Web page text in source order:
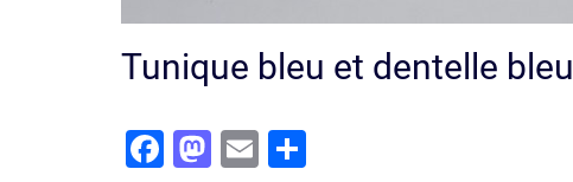
Tunique bleu et dentelle bleu
Facebook
Mastodon
Email